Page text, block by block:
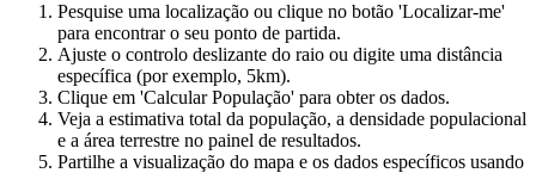
Pesquise uma localização ou clique no botão 'Localizar-me'
para encontrar o seu ponto de partida.
Ajuste o controlo deslizante do raio ou digite uma distância
específica (por exemplo, 5km).
Clique em 'Calcular População' para obter os dados.
Veja a estimativa total da população, a densidade populacional
e a área terrestre no painel de resultados.
Partilhe a visualização do mapa e os dados específicos usando